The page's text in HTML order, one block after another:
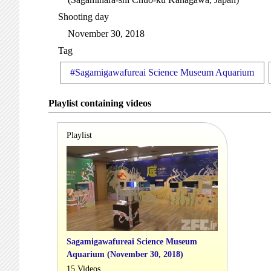
Shooting day
November 30, 2018
Tag
#Sagamigawafureai Science Museum Aquarium
Playlist containing videos
Playlist
Sagamigawafureai Science Museum
Aquarium (November 30, 2018)
15 Videos